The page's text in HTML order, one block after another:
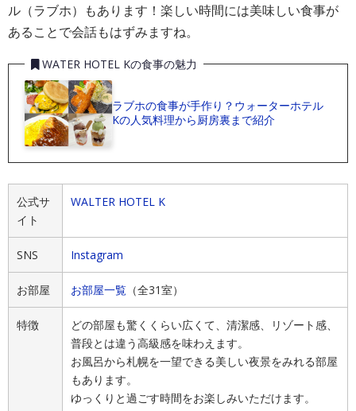
ル（ラブホ）もあります！楽しい時間には美味しい食事が
あることで会話もはずみますね。
WATER HOTEL Kの食事の魅力
ラブホの食事が手作り？ウォーターホテル
Kの人気料理から厨房裏まで紹介
公式サ
イト
WALTER HOTEL K
SNS Instagram
お部屋 お部屋一覧 （全31室）
特徴
どの部屋も驚くくらい広くて、清潔感、リゾート感、
普段とは違う高級感を味わえます。
お風呂から札幌を一望できる美しい夜景をみれる部屋
もあります。
ゆっくりと過ごす時間をお楽しみいただけます。